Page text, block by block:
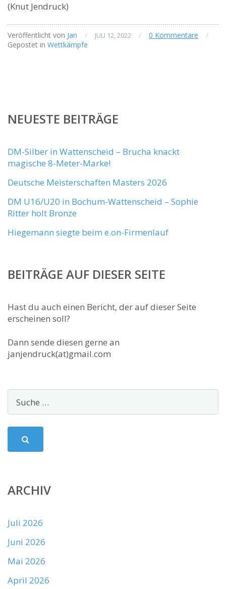
(Knut Jendruck)
Veröffentlicht von Jan / JULI 12, 2022 / 0 Kommentare
/
Gepostet in Wettkämpfe
NEUESTE BEITRÄGE
DM-Silber in Wattenscheid – Brucha knackt
magische 8-Meter-Marke!
Deutsche Meisterschaften Masters 2026
DM U16/U20 in Bochum-Wattenscheid – Sophie
Ritter holt Bronze
Hiegemann siegte beim e.on-Firmenlauf
BEITRÄGE AUF DIESER SEITE
Hast du auch einen Bericht, der auf dieser Seite
erscheinen soll?
Dann sende diesen gerne an
janjendruck(at)gmail.com
ARCHIV
Juli 2026
Juni 2026
Mai 2026
April 2026